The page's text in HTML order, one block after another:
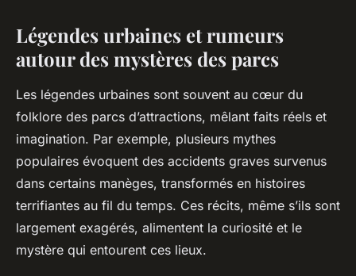
Légendes urbaines et rumeurs
autour des mystères des parcs
Les légendes urbaines sont souvent au cœur du
folklore des parcs d’attractions, mêlant faits réels et
imagination. Par exemple, plusieurs mythes
populaires évoquent des accidents graves survenus
dans certains manèges, transformés en histoires
terrifiantes au fil du temps. Ces récits, même s’ils sont
largement exagérés, alimentent la curiosité et le
mystère qui entourent ces lieux.